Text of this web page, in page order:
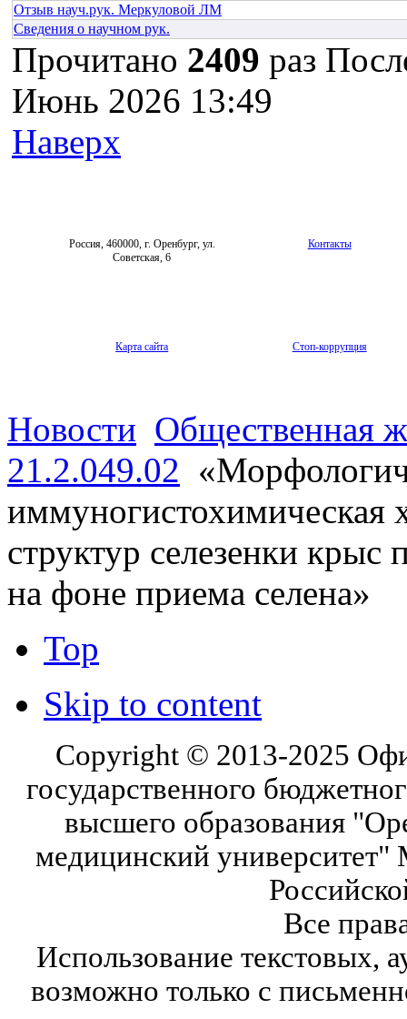
Отзыв науч.рук. Меркуловой ЛМ
Сведения о научном рук.
Прочитано 2409 раз
Июнь 2026 13:49
Наверх
Россия, 460000, г. Оренбург, ул.
Советская, 6
Контакты
Карта сайта Стоп-коррупция
Новости Общественная
21.2.049.02
иммуногистохимическая
структур селезенки крыс
на фоне приема селена»
Top
Skip to content
Copyright © 2013-2025
государственного
высшего образования
медицинский университет"
Все
Использование текстовых,
возможно только с